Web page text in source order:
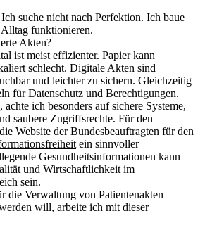
suche nicht nach Perfektion. Ich baue
Alltag funktionieren.
Akten?
ist meist effizienter. Papier kann
schlecht. Digitale Akten sind
und leichter zu sichern. Gleichzeitig
für Datenschutz und Berechtigungen.
ich besonders auf sichere Systeme,
saubere Zugriffsrechte. Für den
Website der Bundesbeauftragten für den
ein sinnvoller
Gesundheitsinformationen kann
und Wirtschaftlichkeit im
sein.
die Verwaltung von Patientenakten
will, arbeite ich mit dieser